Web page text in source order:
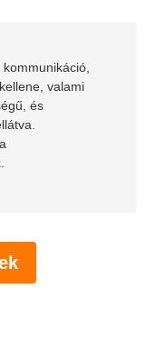
valami
és